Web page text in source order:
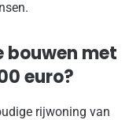
bouwen met
euro?
rijwoning van